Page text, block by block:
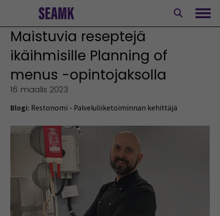
Maistuvia reseptejä
ikäihmisille Planning of
menus -opintojaksolla
16 maalis 2023
Blogi: Restonomi - Palveluliiketoiminnan kehittäjä